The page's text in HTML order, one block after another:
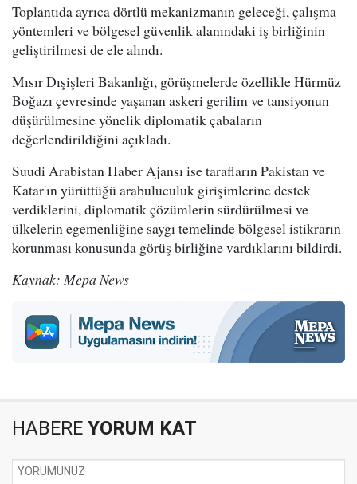
Toplantıda ayrıca dörtlü mekanizmanın geleceği, çalışma
yöntemleri ve bölgesel güvenlik alanındaki iş birliğinin
geliştirilmesi de ele alındı.
Mısır Dışişleri Bakanlığı, görüşmelerde özellikle Hürmüz
Boğazı çevresinde yaşanan askeri gerilim ve tansiyonun
düşürülmesine yönelik diplomatik çabaların
değerlendirildiğini açıkladı.
Suudi Arabistan Haber Ajansı ise tarafların Pakistan ve
Katar'ın yürüttüğü arabuluculuk girişimlerine destek
verdiklerini, diplomatik çözümlerin sürdürülmesi ve
ülkelerin egemenliğine saygı temelinde bölgesel istikrarın
korunması konusunda görüş birliğine vardıklarını bildirdi.
Kaynak: Mepa News
HABERE YORUM KAT